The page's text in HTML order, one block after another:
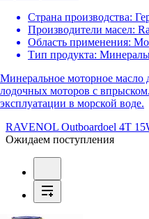
Страна производства:
Производители масел:
Область применения:
Тип продукта:
Минеральное моторное масло
лодочных моторов с
эксплуатации в морской воде.
RAVENOL Outboardoel 4T
Ожидаем поступления